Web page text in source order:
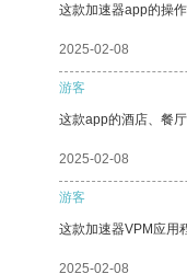
这款加速器app的操
2025-02-08
游客
这款app的酒店、餐
2025-02-08
游客
这款加速器VPM应用
2025-02-08